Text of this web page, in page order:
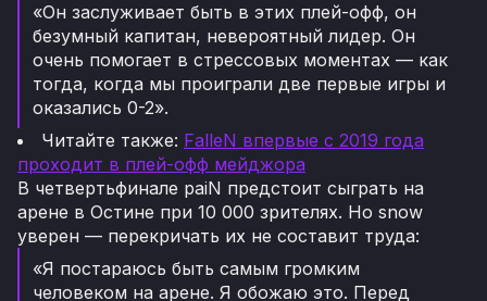
«Он заслуживает быть в этих плей-офф, он
безумный капитан, невероятный лидер. Он
очень помогает в стрессовых моментах — как
тогда, когда мы проиграли две первые игры и
оказались 0-2».
Читайте также: FalleN впервые с 2019 года
проходит в плей-офф мейджора
В четвертьфинале paiN предстоит сыграть на
арене в Остине при 10 000 зрителях. Но snow
уверен — перекричать их не составит труда:
«Я постараюсь быть самым громким
человеком на арене. Я обожаю это. Перед